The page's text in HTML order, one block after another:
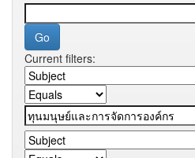
Current filters: